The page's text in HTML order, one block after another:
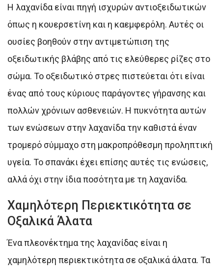
Η λαχανίδα είναι πηγή ισχυρών αντιοξειδωτικών
όπως η κουερσετίνη και η καεμφερόλη. Αυτές οι
ουσίες βοηθούν στην αντιμετώπιση της
οξειδωτικής βλάβης από τις ελεύθερες ρίζες στο
σώμα. Το οξειδωτικό στρες πιστεύεται ότι είναι
ένας από τους κύριους παράγοντες γήρανσης και
πολλών χρόνιων ασθενειών. Η πυκνότητα αυτών
των ενώσεων στην λαχανίδα την καθιστά έναν
τρομερό σύμμαχο στη μακροπρόθεσμη προληπτική
υγεία. Το σπανάκι έχει επίσης αυτές τις ενώσεις,
αλλά όχι στην ίδια ποσότητα με τη λαχανίδα.
Χαμηλότερη Περιεκτικότητα σε
Οξαλικά Άλατα
Ένα πλεονέκτημα της λαχανίδας είναι η
χαμηλότερη περιεκτικότητα σε οξαλικά άλατα. Τα